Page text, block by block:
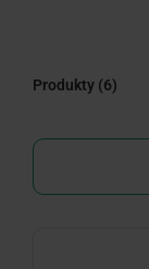
Produkty (6)